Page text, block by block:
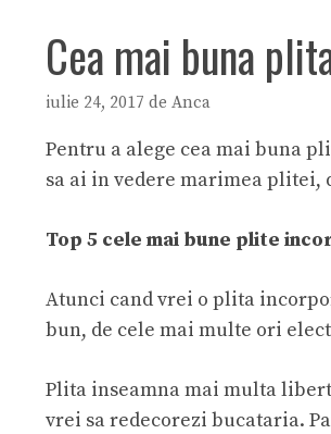
Cea mai buna
iulie 24, 2017 de Anca
Pentru a alege cea mai buna
sa ai in vedere marimea plitei,
Top 5 cele mai bune plite
Atunci cand vrei o plita
bun, de cele mai multe ori
Plita inseamna mai multa
vrei sa redecorezi bucataria.